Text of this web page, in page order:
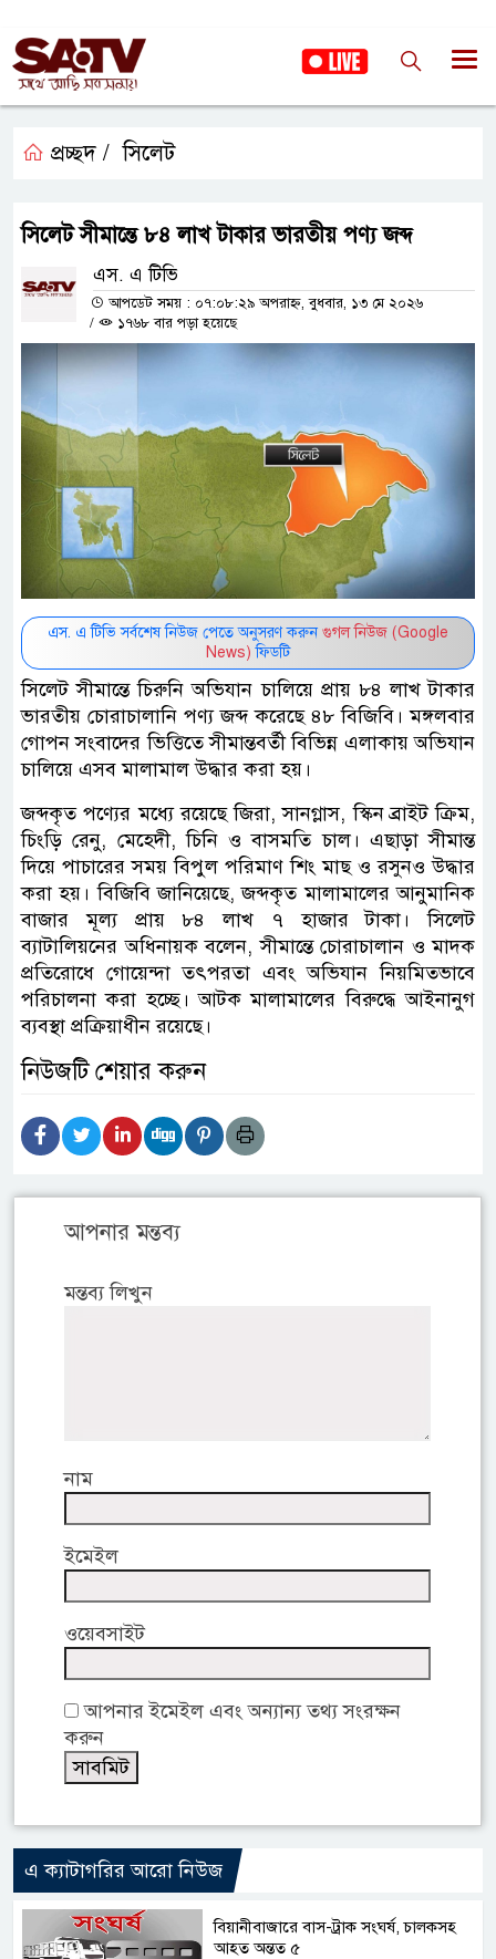
প্রচ্ছদ / সিলেট
সিলেট সীমান্তে ৮৪ লাখ টাকার ভারতীয় পণ্য জব্দ
এস. এ টিভি
আপডেট সময় : ০৭:০৮:২৯ অপরাহ্ন, বুধবার, ১৩ মে ২০২৬
/
১৭৬৮ বার পড়া হয়েছে
এস. এ টিভি সর্বশেষ নিউজ পেতে অনুসরণ করুন গুগল নিউজ (Google
News) ফিডটি
সিলেট সীমান্তে চিরুনি অভিযান চালিয়ে প্রায় ৮৪ লাখ টাকার
ভারতীয় চোরাচালানি পণ্য জব্দ করেছে ৪৮ বিজিবি। মঙ্গলবার
গোপন সংবাদের ভিত্তিতে সীমান্তবর্তী বিভিন্ন এলাকায় অভিযান
চালিয়ে এসব মালামাল উদ্ধার করা হয়।
জব্দকৃত পণ্যের মধ্যে রয়েছে জিরা, সানগ্লাস, স্কিন ব্রাইট ক্রিম,
চিংড়ি রেনু, মেহেদী, চিনি ও বাসমতি চাল। এছাড়া সীমান্ত
দিয়ে পাচারের সময় বিপুল পরিমাণ শিং মাছ ও রসুনও উদ্ধার
করা হয়। বিজিবি জানিয়েছে, জব্দকৃত মালামালের আনুমানিক
বাজার মূল্য প্রায় ৮৪ লাখ ৭ হাজার টাকা। সিলেট
ব্যাটালিয়নের অধিনায়ক বলেন, সীমান্তে চোরাচালান ও মাদক
প্রতিরোধে গোয়েন্দা তৎপরতা এবং অভিযান নিয়মিতভাবে
পরিচালনা করা হচ্ছে। আটক মালামালের বিরুদ্ধে আইনানুগ
ব্যবস্থা প্রক্রিয়াধীন রয়েছে।
নিউজটি শেয়ার করুন
আপনার মন্তব্য
মন্তব্য লিখুন
নাম
ইমেইল
ওয়েবসাইট
আপনার ইমেইল এবং অন্যান্য তথ্য সংরক্ষন
করুন
এ ক্যাটাগরির আরো নিউজ
বিয়ানীবাজারে বাস-ট্রাক সংঘর্ষ, চালকসহ
আহত অন্তত ৫